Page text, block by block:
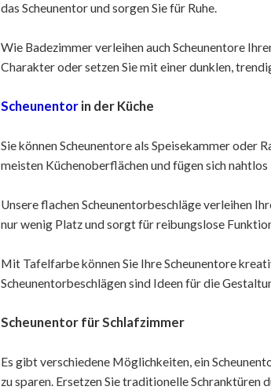
das Scheunentor und sorgen Sie für Ruhe.
Wie Badezimmer verleihen auch Scheunentore
Charakter oder setzen Sie mit einer dunklen,
Scheunentor in der Küche
Sie können Scheunentore als Speisekammer oder
meisten Küchenoberflächen und fügen sich nahtlos
Unsere flachen Scheunentorbeschläge verleihen
nur wenig Platz und sorgt für reibungslose
Mit Tafelfarbe können Sie Ihre Scheunentore
Scheunentorbeschlägen sind Ideen für die
Scheunentor für Schlafzimmer
Es gibt verschiedene Möglichkeiten, ein
zu sparen. Ersetzen Sie traditionelle Schranktüren